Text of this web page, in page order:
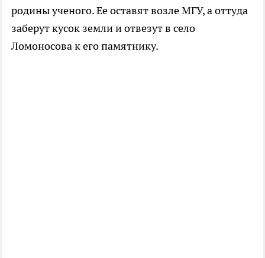
родины ученого. Ее оставят возле МГУ, а оттуда
заберут кусок земли и отвезут в село
Ломоносова к его памятнику.